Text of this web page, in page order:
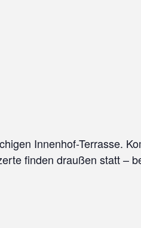
Innenhof-Terrasse.
finden draußen statt –